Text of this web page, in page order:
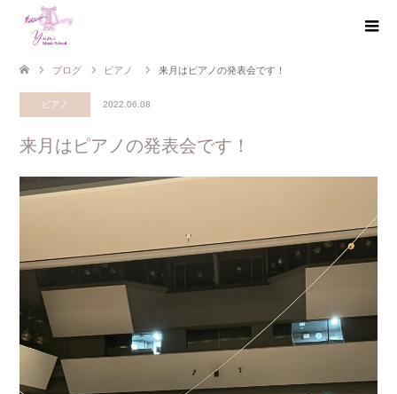
ブログ ピアノ 来月はピアノの発表会です！
ピアノ 2022.06.08
来月はピアノの発表会です！